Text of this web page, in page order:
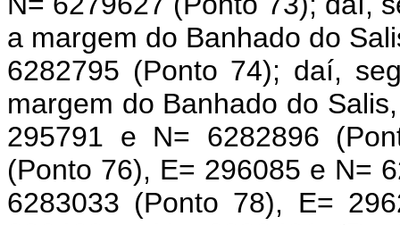
a margem do Banhado do
6282795 (Ponto 74); daí,
margem do Banhado do
295791 e N= 6282896
(Ponto 76), E= 296085 e N=
6283033 (Ponto 78), E=